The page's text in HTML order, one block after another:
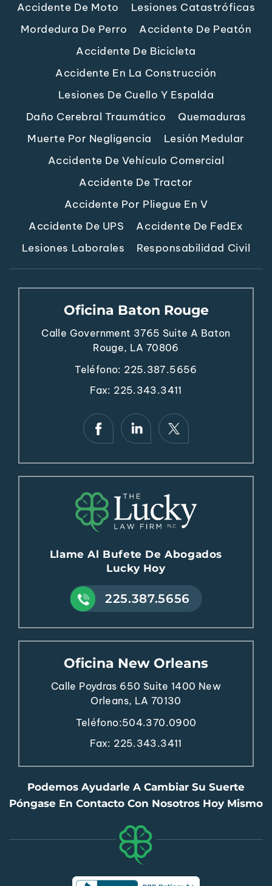
Accidente De Moto
Lesiones Catastróficas
Mordedura De Perro
Accidente De Peatón
Accidente De Bicicleta
Accidente En La Construcción
Lesiones De Cuello Y Espalda
Daño Cerebral Traumático
Quemaduras
Muerte Por Negligencia
Lesión Medular
Accidente De Vehículo Comercial
Accidente De Tractor
Accidente Por Pliegue En V
Accidente De UPS
Accidente De FedEx
Lesiones Laborales
Responsabilidad Civil
Oficina Baton Rouge
Calle Government 3765 Suite A Baton
Rouge, LA 70806
Teléfono: 225.387.5656
Fax: 225.343.3411
Llame Al Bufete De Abogados
Lucky Hoy
225.387.5656
Oficina New Orleans
Calle Poydras 650 Suite 1400 New
Orleans, LA 70130
Teléfono:504.370.0900
Fax: 225.343.3411
Podemos Ayudarle A Cambiar Su Suerte
Póngase En Contacto Con Nosotros Hoy Mismo